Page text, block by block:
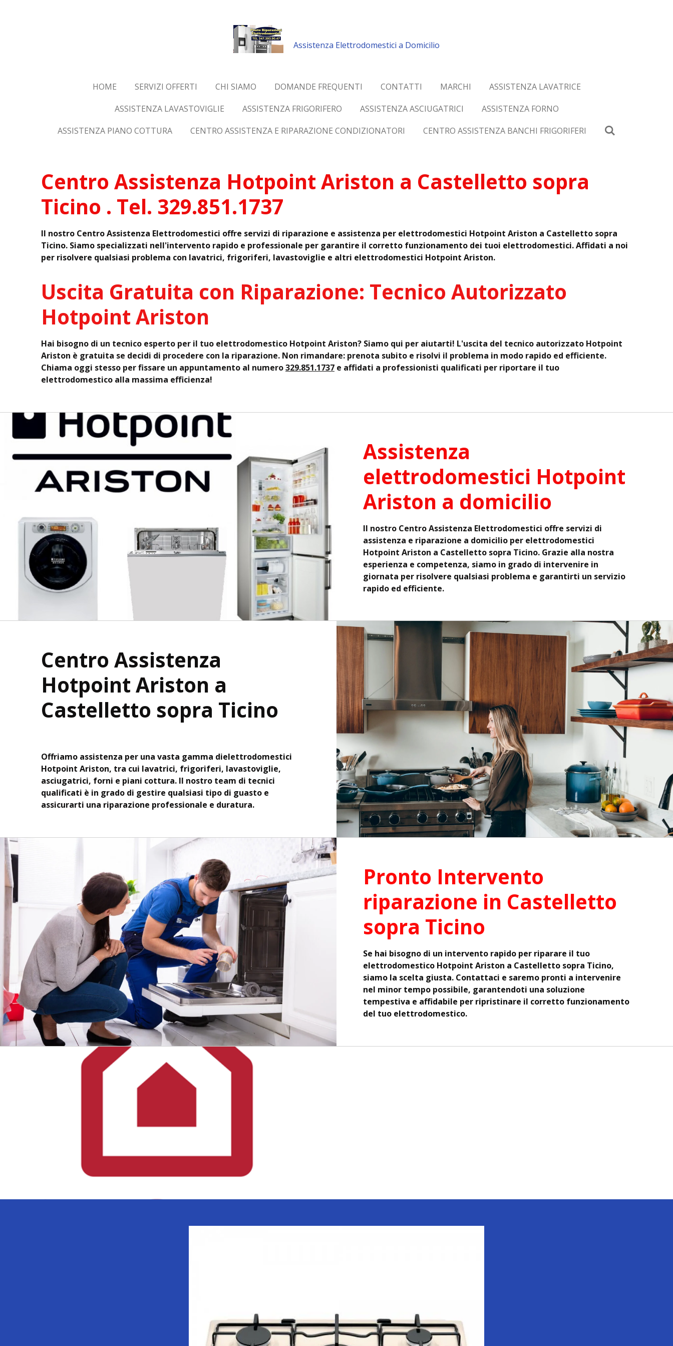
Assistenza Elettrodomestici a Domicilio
HOME SERVIZI OFFERTI CHI SIAMO DOMANDE FREQUENTI CONTATTI MARCHI
ASSISTENZA LAVATRICE
ASSISTENZA LAVASTOVIGLIE
ASSISTENZA FRIGORIFERO ASSISTENZA ASCIUGATRICI
ASSISTENZA FORNO
ASSISTENZA PIANO COTTURA
CENTRO ASSISTENZA E RIPARAZIONE CONDIZIONATORI CENTRO ASSISTENZA BANCHI FRIGORIFERI
Centro Assistenza Hotpoint Ariston a Castelletto sopra
Ticino . Tel. 329.851.1737
Il nostro Centro Assistenza Elettrodomestici offre servizi di riparazione e assistenza per elettrodomestici Hotpoint Ariston a Castelletto sopra
Ticino. Siamo specializzati nell'intervento rapido e professionale per garantire il corretto funzionamento dei tuoi elettrodomestici. Affidati a noi
per risolvere qualsiasi problema con lavatrici, frigoriferi, lavastoviglie e altri elettrodomestici Hotpoint Ariston.
Uscita Gratuita con Riparazione: Tecnico Autorizzato
Hotpoint Ariston
Hai bisogno di un tecnico esperto per il tuo elettrodomestico Hotpoint Ariston? Siamo qui per aiutarti! L'uscita del tecnico autorizzato Hotpoint
Ariston è gratuita se decidi di procedere con la riparazione. Non rimandare: prenota subito e risolvi il problema in modo rapido ed efficiente.
Chiama oggi stesso per fissare un appuntamento al numero329.851.1737 e affidati a professionisti qualificati per riportare il tuo
elettrodomestico alla massima efficienza!
Assistenza
elettrodomestici Hotpoint
Ariston a domicilio
Il nostro Centro Assistenza Elettrodomestici offre servizi di
assistenza e riparazione a domicilio per elettrodomestici
Hotpoint Ariston a Castelletto sopra Ticino. Grazie alla nostra
esperienza e competenza, siamo in grado di intervenire in
giornata per risolvere qualsiasi problema e garantirti un servizio
rapido ed efficiente.
Centro Assistenza
Hotpoint Ariston a
Castelletto sopra Ticino
Offriamo assistenza per una vasta gamma dielettrodomestici
Hotpoint Ariston, tra cui lavatrici, frigoriferi, lavastoviglie,
asciugatrici, forni e piani cottura. Il nostro team di tecnici
qualificati è in grado di gestire qualsiasi tipo di guasto e
assicurarti una riparazione professionale e duratura.
Pronto Intervento
riparazione in Castelletto
sopra Ticino
Se hai bisogno di un intervento rapido per riparare il tuo
elettrodomestico Hotpoint Ariston a Castelletto sopra Ticino,
siamo la scelta giusta. Contattaci e saremo pronti a intervenire
nel minor tempo possibile, garantendoti una soluzione
tempestiva e affidabile per ripristinare il corretto funzionamento
del tuo elettrodomestico.